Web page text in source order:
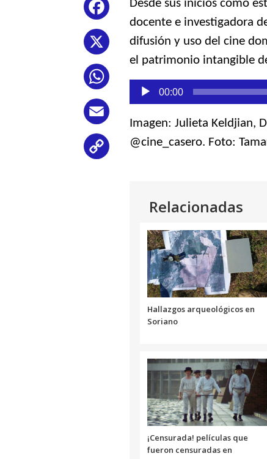
Facebook
WhatsApp
Copy
Desde sus inicios como
docente e investigadora
difusión y uso del cine
el patrimonio intangible
Reproductor
00:00
Imagen: Julieta Keldjian,
@cine_casero. Foto:
Relacionadas
Hallazgos arqueológicos en
Soriano
¡Censurada! películas que
fueron censuradas en